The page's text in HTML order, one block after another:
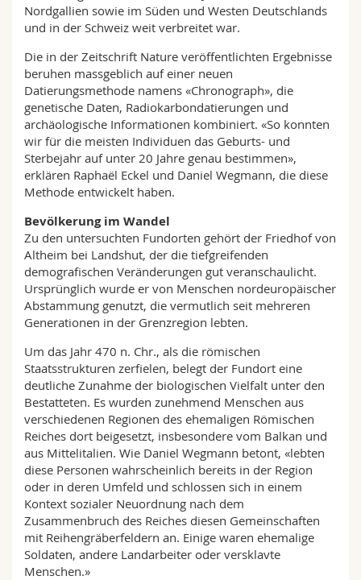
Nordgallien sowie im Süden und Westen Deutschlands
und in der Schweiz weit verbreitet war.
Die in der Zeitschrift Nature veröffentlichten Ergebnisse
beruhen massgeblich auf einer neuen
Datierungsmethode namens «Chronograph», die
genetische Daten, Radiokarbondatierungen und
archäologische Informationen kombiniert. «So konnten
wir für die meisten Individuen das Geburts- und
Sterbejahr auf unter 20 Jahre genau bestimmen»,
erklären Raphaël Eckel und Daniel Wegmann, die diese
Methode entwickelt haben.
Bevölkerung im Wandel
Zu den untersuchten Fundorten gehört der Friedhof von
Altheim bei Landshut, der die tiefgreifenden
demografischen Veränderungen gut veranschaulicht.
Ursprünglich wurde er von Menschen nordeuropäischer
Abstammung genutzt, die vermutlich seit mehreren
Generationen in der Grenzregion lebten.
Um das Jahr 470 n. Chr., als die römischen
Staatsstrukturen zerfielen, belegt der Fundort eine
deutliche Zunahme der biologischen Vielfalt unter den
Bestatteten. Es wurden zunehmend Menschen aus
verschiedenen Regionen des ehemaligen Römischen
Reiches dort beigesetzt, insbesondere vom Balkan und
aus Mittelitalien. Wie Daniel Wegmann betont, «lebten
diese Personen wahrscheinlich bereits in der Region
oder in deren Umfeld und schlossen sich in einem
Kontext sozialer Neuordnung nach dem
Zusammenbruch des Reiches diesen Gemeinschaften
mit Reihengräberfeldern an. Einige waren ehemalige
Soldaten, andere Landarbeiter oder versklavte
Menschen.»